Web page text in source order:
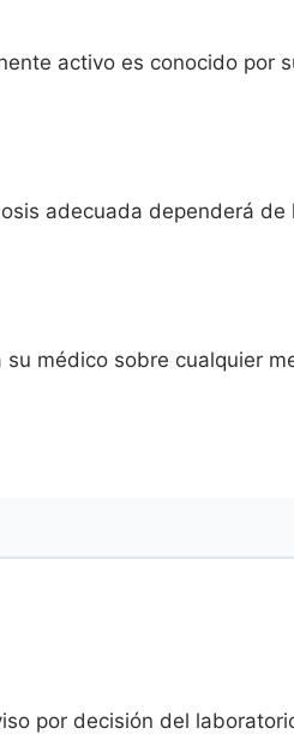
activo es conocido por
adecuada dependerá de
médico sobre cualquier
por decisión del